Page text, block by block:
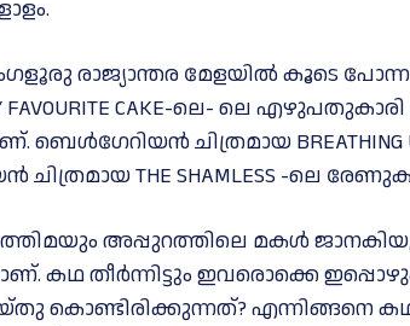
രാജ്യാന്തര മേളയിൽ കൂടെ പോന്ന
FAVOURITE CAKE-ലെ- ലെ
ചിത്രമായ BREATHING
THE SHAMLESS -ലെ
അപ്പുറത്തിലെ മകൾ
കഥ തീർന്നിട്ടും ഇവരൊക്കെ
കൊണ്ടിരിക്കുന്നത്? എന്നിങ്ങനെ